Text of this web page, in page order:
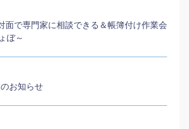
で専門家に相談できる＆帳簿付け作業会
ぼ～
お知らせ